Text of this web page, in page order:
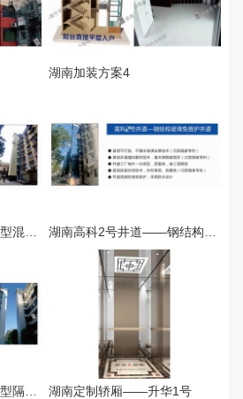
湖南加装方案4
湖南定制轿厢——升华1号